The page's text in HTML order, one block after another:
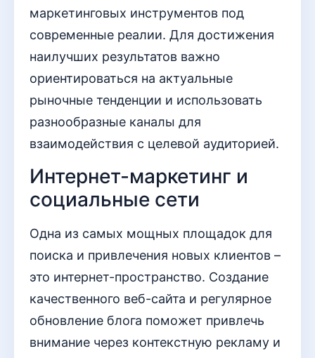
маркетинговых инструментов под
современные реалии. Для достижения
наилучших результатов важно
ориентироваться на актуальные
рыночные тенденции и использовать
разнообразные каналы для
взаимодействия с целевой аудиторией.
Интернет-маркетинг и
социальные сети
Одна из самых мощных площадок для
поиска и привлечения новых клиентов –
это интернет-пространство. Создание
качественного веб-сайта и регулярное
обновление блога поможет привлечь
внимание через контекстную рекламу и